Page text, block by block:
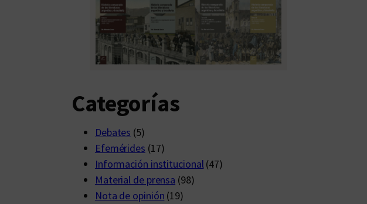
Categorías
Debates (5)
Efemérides (17)
Información institucional(47)
Material de prensa (98)
Nota de opinión (19)